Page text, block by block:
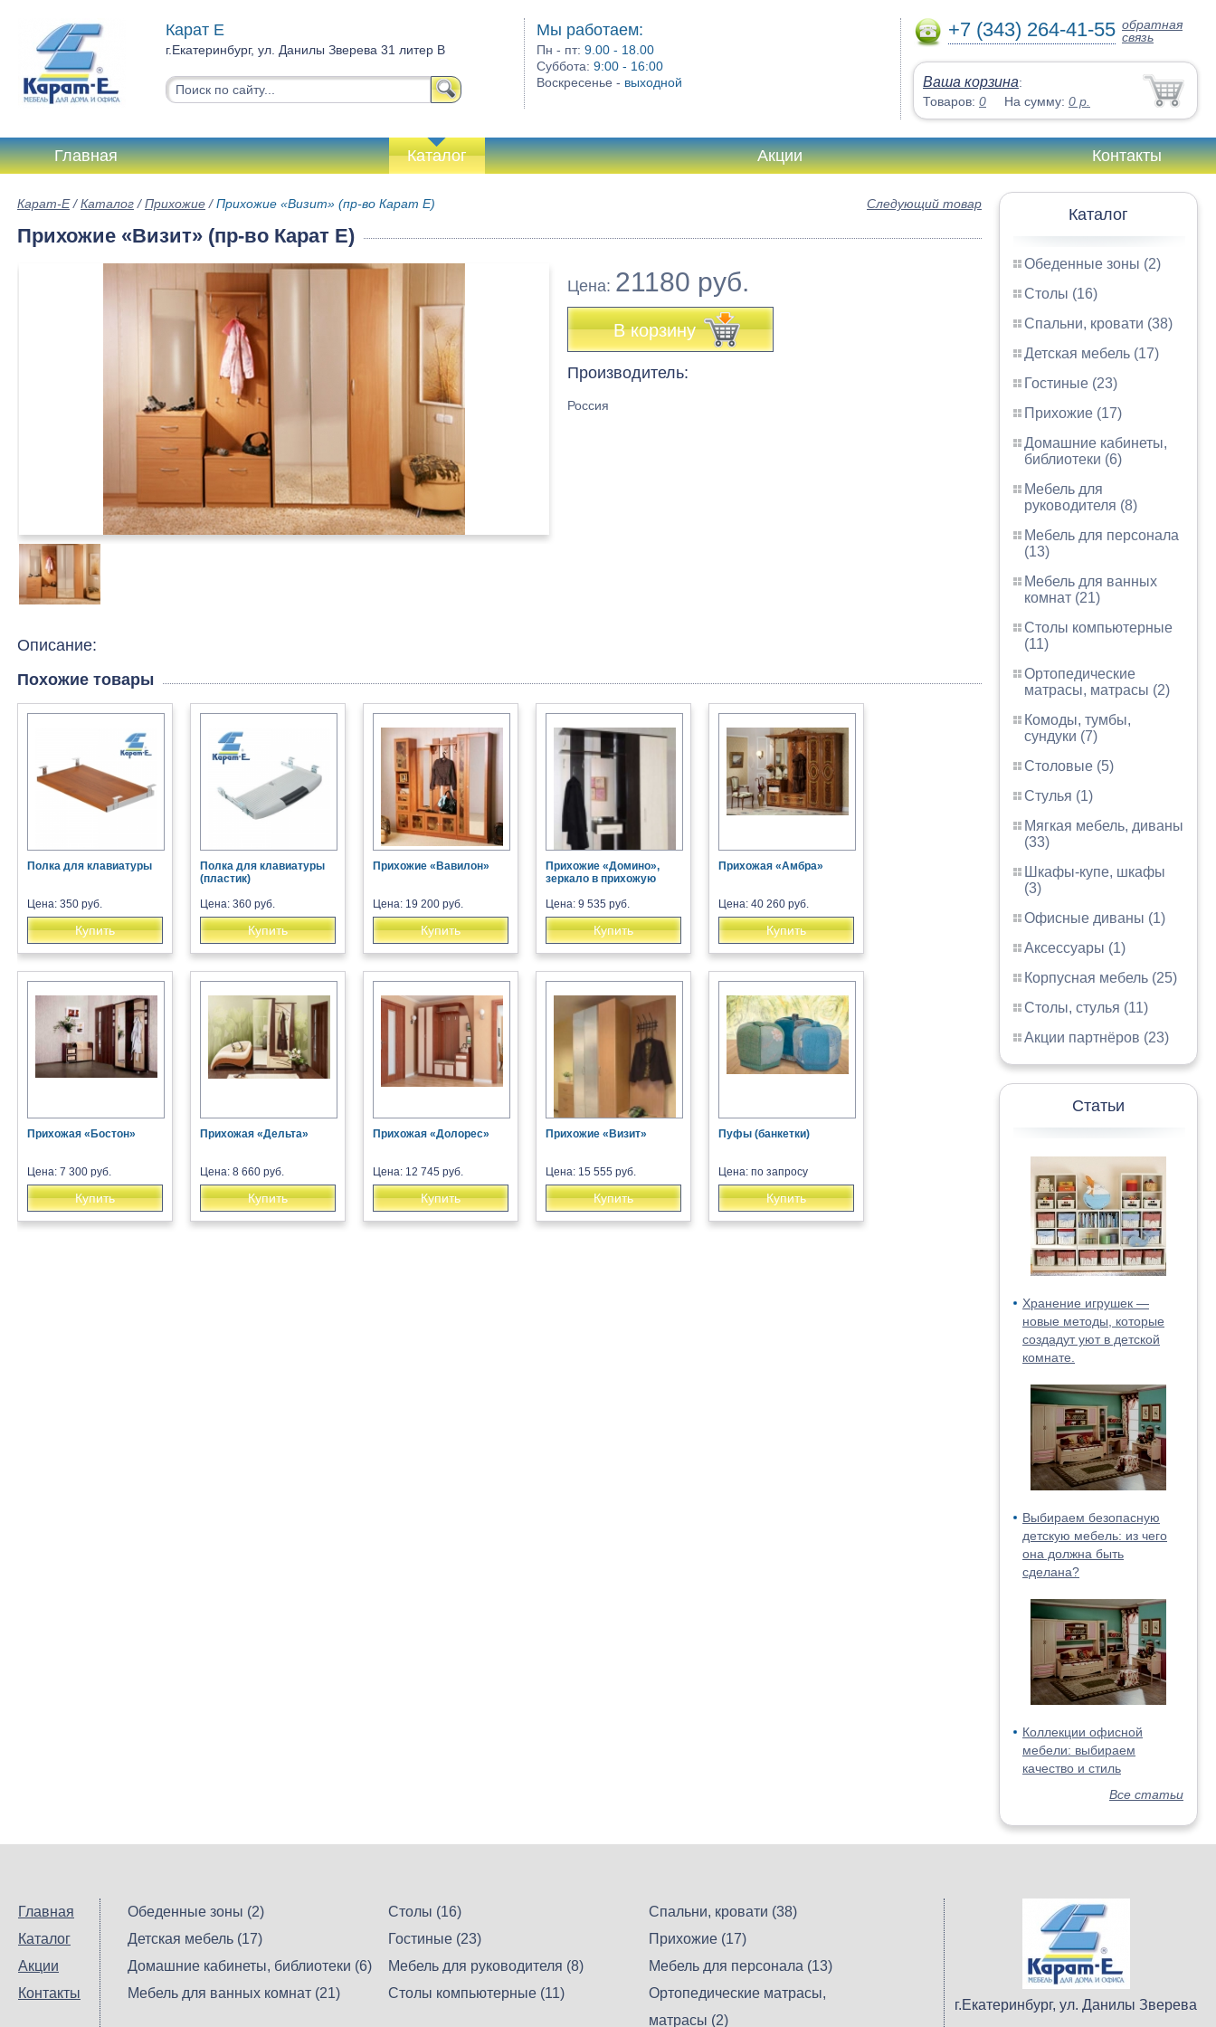
Карат Е
г.Екатеринбург, ул. Данилы Зверева 31 литер В
Мы работаем:
Пн - пт:9.00 - 18.00
Суббота:9:00 - 16:00
Воскресенье - выходной
+7 (343) 264-41-55 обратная
связь
Ваша корзина:
Товаров: 0 На сумму: 0 р.
Главная Каталог Акции Контакты
Каталог
Обеденные зоны (2)
Столы (16)
Спальни, кровати (38)
Детская мебель (17)
Гостиные (23)
Прихожие (17)
Домашние кабинеты,
библиотеки (6)
Мебель для
руководителя (8)
Мебель для персонала
(13)
Мебель для ванных
комнат (21)
Столы компьютерные
(11)
Ортопедические
матрасы, матрасы (2)
Комоды, тумбы,
сундуки (7)
Столовые (5)
Стулья (1)
Мягкая мебель, диваны
(33)
Шкафы-купе, шкафы
(3)
Офисные диваны (1)
Аксессуары (1)
Корпусная мебель (25)
Столы, стулья (11)
Акции партнёров (23)
Статьи
Хранение игрушек —
новые методы, которые
создадут уют в детской
комнате.
Выбираем безопасную
детскую мебель: из чего
она должна быть
сделана?
Коллекции офисной
мебели: выбираем
качество и стиль
Все статьи
Следующий товар
Карат-Е/Каталог /Прихожие /Прихожие «Визит» (пр-во Карат Е)
Прихожие «Визит» (пр-во Карат Е)
Цена: 21180 руб.
В корзину
Производитель:
Россия
Описание:
Похожие товары
Полка для клавиатуры
Цена: 350 руб.
Купить
Полка для клавиатуры
(пластик)
Цена: 360 руб.
Купить
Прихожие «Вавилон»
Цена: 19 200 руб.
Купить
Прихожие «Домино»,
зеркало в прихожую
Цена: 9 535 руб.
Купить
Прихожая «Амбра»
Цена: 40 260 руб.
Купить
Прихожая «Бостон»
Цена: 7 300 руб.
Купить
Прихожая «Дельта»
Цена: 8 660 руб.
Купить
Прихожая «Долорес»
Цена: 12 745 руб.
Купить
Прихожие «Визит»
Цена: 15 555 руб.
Купить
Пуфы (банкетки)
Цена: по запросу
Купить
Главная
Каталог
Акции
Контакты
г.Екатеринбург, ул. Данилы Зверева
Обеденные зоны (2) Столы (16)
Спальни, кровати (38)
Детская мебель (17)
Гостиные (23)
Прихожие (17)
Домашние кабинеты, библиотеки (6)
Мебель для руководителя (8)
Мебель для персонала (13)
Мебель для ванных комнат (21)
Столы компьютерные (11)
Ортопедические матрасы,
матрасы (2)